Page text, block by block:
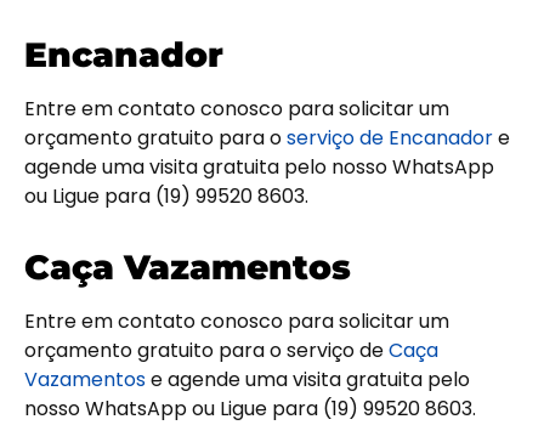
Encanador
Entre em contato conosco para solicitar um
orçamento gratuito para oserviço de Encanadore
agende uma visita gratuita pelo nosso WhatsApp
ou Ligue para (19) 99520 8603.
Caça Vazamentos
Entre em contato conosco para solicitar um
orçamento gratuito para o serviço deCaça
Vazamentose agende uma visita gratuita pelo
nosso WhatsApp ou Ligue para (19) 99520 8603.